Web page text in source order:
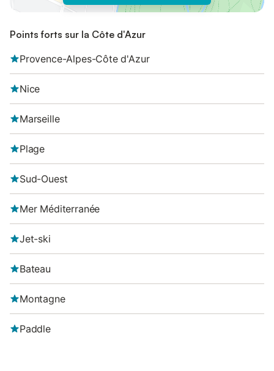
Points forts sur la Côte d'Azur
Provence-Alpes-Côte d'Azur
Nice
Marseille
Plage
Sud-Ouest
Mer Méditerranée
Jet-ski
Bateau
Montagne
Paddle